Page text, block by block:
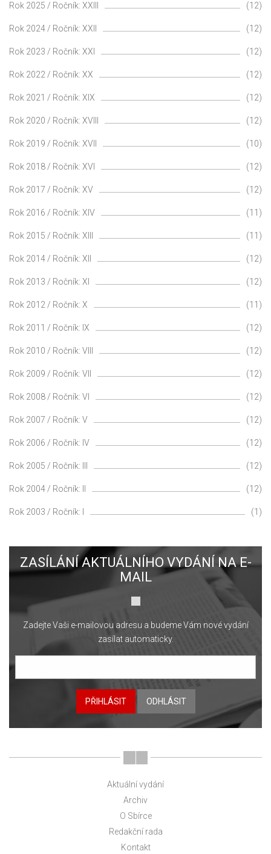
Rok 2025 / Ročník: XXIII (12)
Rok 2024 / Ročník: XXII (12)
Rok 2023 / Ročník: XXI (12)
Rok 2022 / Ročník: XX (12)
Rok 2021 / Ročník: XIX (12)
Rok 2020 / Ročník: XVIII (12)
Rok 2019 / Ročník: XVII (10)
Rok 2018 / Ročník: XVI (12)
Rok 2017 / Ročník: XV (12)
Rok 2016 / Ročník: XIV (11)
Rok 2015 / Ročník: XIII (11)
Rok 2014 / Ročník: XII (12)
Rok 2013 / Ročník: XI (12)
Rok 2012 / Ročník: X (11)
Rok 2011 / Ročník: IX (12)
Rok 2010 / Ročník: VIII (12)
Rok 2009 / Ročník: VII (12)
Rok 2008 / Ročník: VI (12)
Rok 2007 / Ročník: V (12)
Rok 2006 / Ročník: IV (12)
Rok 2005 / Ročník: III (12)
Rok 2004 / Ročník: II (12)
Rok 2003 / Ročník: I (1)
ZASÍLÁNÍ AKTUÁLNÍHO VYDÁNÍ NA E-
MAIL
Zadejte Vaši e-mailovou adresu a budeme Vám nové vydání
zasílat automaticky.
PŘIHLÁSIT ODHLÁSIT
Aktuální vydání
Archiv
O Sbírce
Redakční rada
Kontakt